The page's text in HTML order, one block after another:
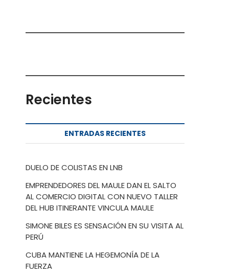
Recientes
ENTRADAS RECIENTES
DUELO DE COLISTAS EN LNB
EMPRENDEDORES DEL MAULE DAN EL SALTO
AL COMERCIO DIGITAL CON NUEVO TALLER
DEL HUB ITINERANTE VINCULA MAULE
SIMONE BILES ES SENSACIÓN EN SU VISITA AL
PERÚ
CUBA MANTIENE LA HEGEMONÍA DE LA
FUERZA